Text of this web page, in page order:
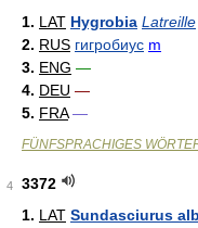
1. LAT Hygrobia Latreille
2. RUS гигробиус m
3. ENG —
4. DEU —
5. FRA —
FÜNFSPRACHIGES
4
3372
1. LAT Sundasciurus